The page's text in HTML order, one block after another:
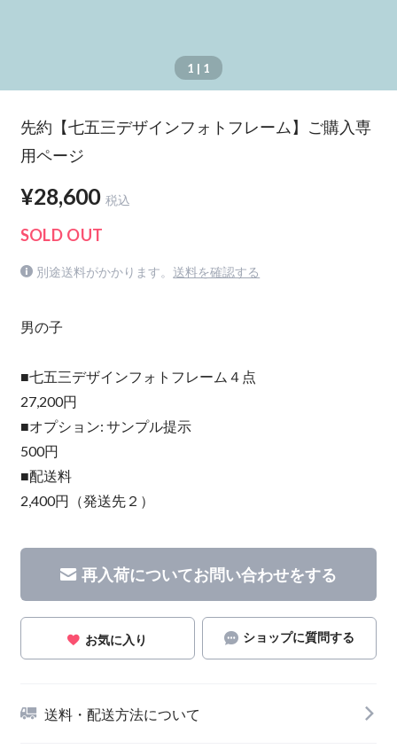
1 | 1
先約【七五三デザインフォトフレーム】ご購入専
用ページ
¥28,600 税込
SOLD OUT
別途送料がかかります。 送料を確認する
男の子
■七五三デザインフォトフレーム４点
27,200円
■オプション: サンプル提示
500円
■配送料
2,400円（発送先２）
再入荷についてお問い合わせをする
お気に入り ショップに質問する
送料・配送方法について